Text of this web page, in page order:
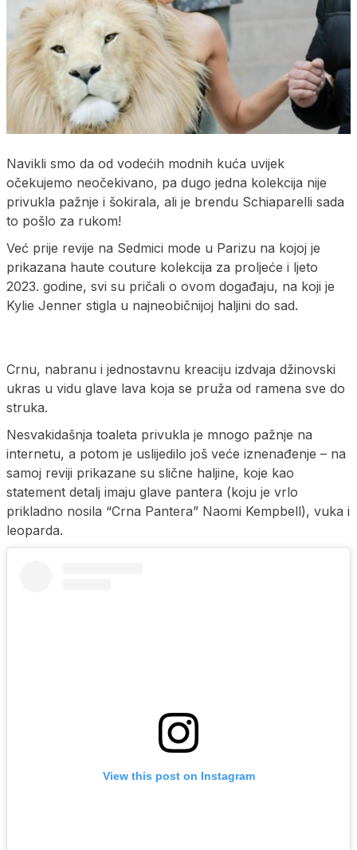
Navikli smo da od vodećih modnih kuća uvijek
očekujemo neočekivano, pa dugo jedna kolekcija nije
privukla pažnje i šokirala, ali je brendu Schiaparelli sada
to pošlo za rukom!
Već prije revije na Sedmici mode u Parizu na kojoj je
prikazana haute couture kolekcija za proljeće i ljeto
2023. godine, svi su pričali o ovom događaju, na koji je
Kylie Jenner stigla u najneobičnijoj haljini do sad.
Crnu, nabranu i jednostavnu kreaciju izdvaja džinovski
ukras u vidu glave lava koja se pruža od ramena sve do
struka.
Nesvakidašnja toaleta privukla je mnogo pažnje na
internetu, a potom je uslijedilo još veće iznenađenje – na
samoj reviji prikazane su slične haljine, koje kao
statement detalj imaju glave pantera (koju je vrlo
prikladno nosila “Crna Pantera” Naomi Kempbell), vuka i
leoparda.
View this post on Instagram